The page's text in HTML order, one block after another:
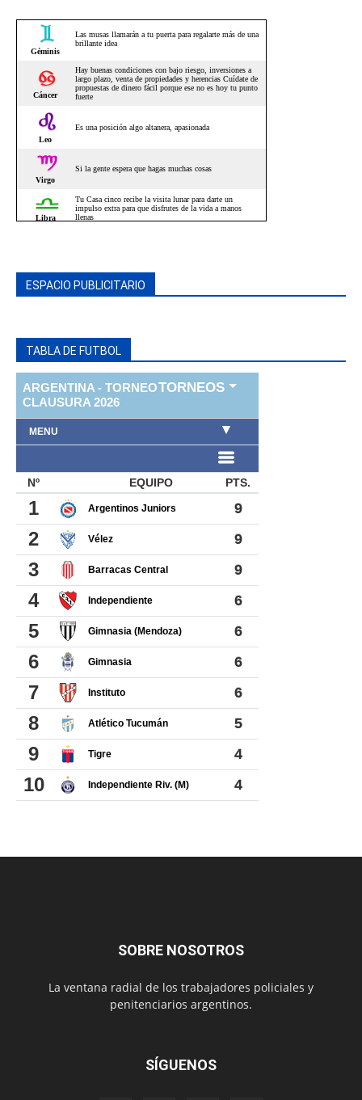
ESPACIO PUBLICITARIO
TABLA DE FUTBOL
SOBRE NOSOTROS
La ventana radial de los trabajadores policiales y
penitenciarios argentinos.
SÍGUENOS